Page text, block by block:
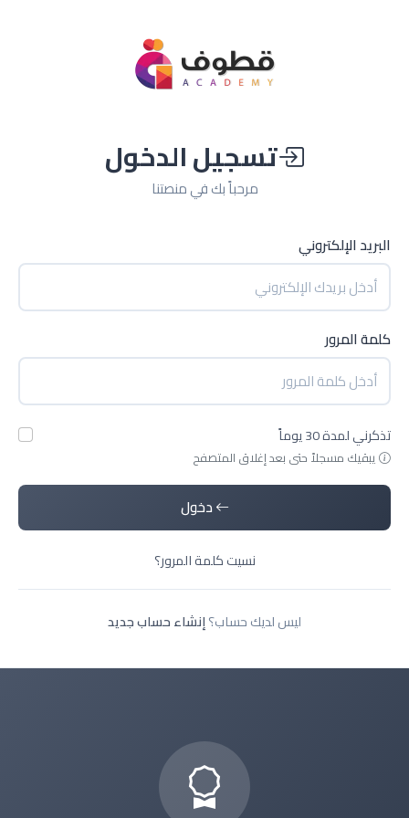
تسجيل الدخول
مرحباً بك في منصتنا
البريد الإلكتروني
كلمة المرور
تذكرني لمدة 30 يوماً
يبقيك مسجلاً حتى بعد إغلاق المتصفح
دخول
نسيت كلمة المرور؟
ليس لديك حساب؟إنشاء حساب جديد